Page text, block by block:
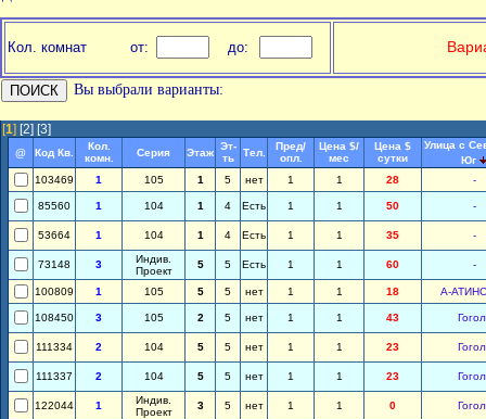
Кол. комнат от: до:
Вы выбрали варианты:
[1] [2] [3]
@ Код Кв.
Кол.
комн.
Серия Этаж
Эт-
ть
Тел.
Пред/
опл.
Цена $/
мес
Цена $
сутки
Улица с
Юг
103469
1 105 1 5 нет 1 1 28 -
85560 1 104 1 4 Есть 1 1 50 -
53664 1 104 1 4 Есть 1 1 35 -
73148 3
Индив.
Проект
5 5 Есть 1 1 60 -
100809 1 105 5 5 нет 1 1 18 А-
108450 3 105 2 5 нет 1 1 43
111334 2 104 5 5 нет 1 1 23
111337 2 104 5 5 нет 1 1 23
122044 1
Индив.
Проект
3 5 нет 1 1 0